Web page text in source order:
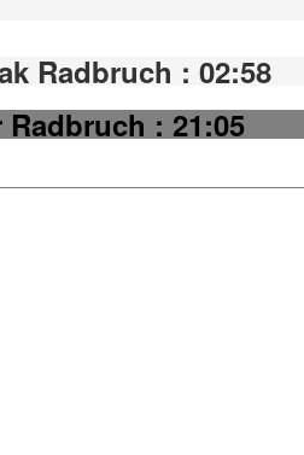
Radbruch : 02:58
Radbruch : 21:05